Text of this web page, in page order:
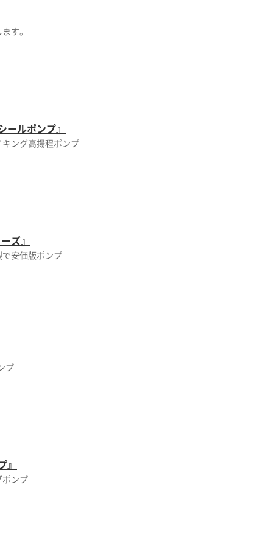
す。
ルポンプ』
ング高揚程ポンプ
ズ』
安価版ポンプ
プ
ポンプ